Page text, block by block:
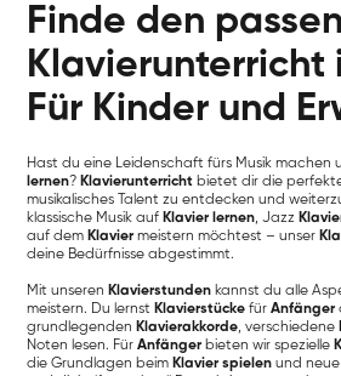
Finde den
Klavierunterricht
Für Kinder und
Hast du eine Leidenschaft fürs Musik machen
lernen? Klavierunterricht bietet dir die
musikalisches Talent zu entdecken und
klassische Musik auf Klavier lernen, Jazz
auf dem Klavier meistern möchtest – unser
deine Bedürfnisse abgestimmt.
Mit unseren Klavierstunden kannst du alle
meistern. Du lernst Klavierstücke fürAnfänger
grundlegenden Klavierakkorde, verschiedene
Noten lesen. FürAnfänger bieten wir spezielle
die Grundlagen beim Klavier spielen und neue